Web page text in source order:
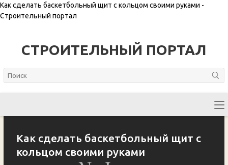
Как сделать баскетбольный щит с кольцом своими руками -
Строительный портал
СТРОИТЕЛЬНЫЙ ПОРТАЛ
Как сделать баскетбольный щит с
кольцом своими руками